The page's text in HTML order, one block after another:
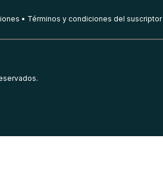
Términos y condiciones del suscriptor